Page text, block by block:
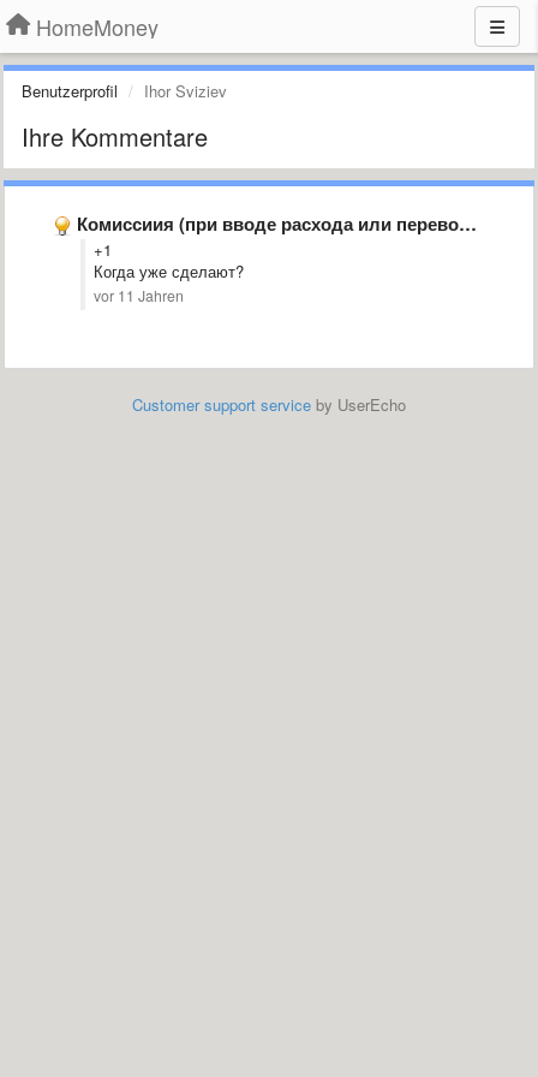
HomeMoney
Benutzerprofil Ihor Sviziev
Ihre Kommentare
Комиссиия (при вводе расхода или перевода)
+1
Когда уже сделают?
vor 11 Jahren
Customer support service by UserEcho